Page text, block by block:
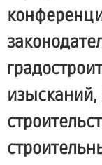
изысканий,